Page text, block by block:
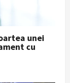
unei
cu